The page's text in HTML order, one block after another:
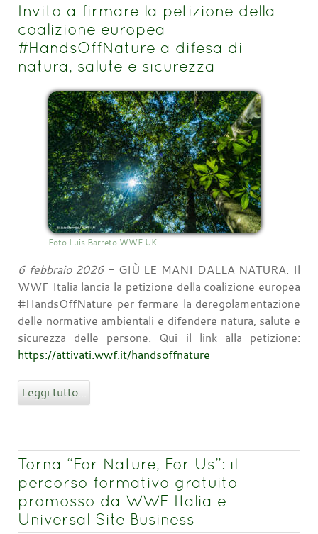
Invito a firmare la petizione della
coalizione europea
#HandsOffNature a difesa di
natura, salute e sicurezza
Foto Luis Barreto WWF UK
6 febbraio 2026- GIÙ LE MANI DALLA NATURA. Il
WWF Italia lancia la petizione della coalizione europea
#HandsOffNature per fermare la deregolamentazione
delle normative ambientali e difendere natura, salute e
sicurezza delle persone. Qui il link alla petizione:
https://attivati.wwf.it/handsoffnature
Leggi tutto...
Torna “For Nature, For Us”: il
percorso formativo gratuito
promosso da WWF Italia e
Universal Site Business